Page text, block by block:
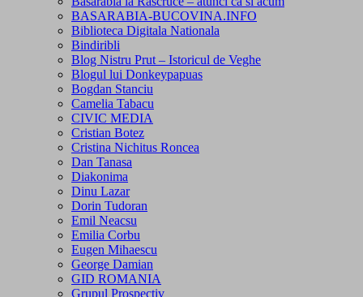
BASARABIA-BUCOVINA.INFO
Biblioteca Digitala Nationala
Bindiribli
Blog Nistru Prut – Istoricul de Veghe
Blogul lui Donkeypapuas
Bogdan Stanciu
Camelia Tabacu
CIVIC MEDIA
Cristian Botez
Cristina Nichitus Roncea
Dan Tanasa
Diakonima
Dinu Lazar
Dorin Tudoran
Emil Neacsu
Emilia Corbu
Eugen Mihaescu
George Damian
GID ROMANIA
Grupul Prospectiv